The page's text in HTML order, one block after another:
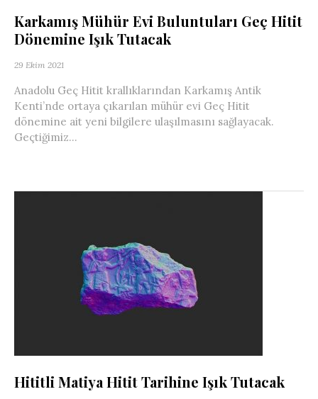
Karkamış Mühür Evi Buluntuları Geç Hitit
Dönemine Işık Tutacak
29 Ekim 2021
Anadolu Geç Hitit krallıklarından Karkamış Antik
Kenti’nde ortaya çıkarılan mühür evi Geç Hitit
dönemine ait yeni bilgilere ulaşılmasını sağlayacak.
Geçtiğimiz...
Hititli Matiya Hitit Tarihine Işık Tutacak